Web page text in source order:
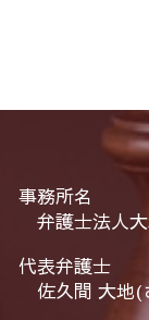
事務所名
弁護士法人
代表弁護士
佐久間 大地(